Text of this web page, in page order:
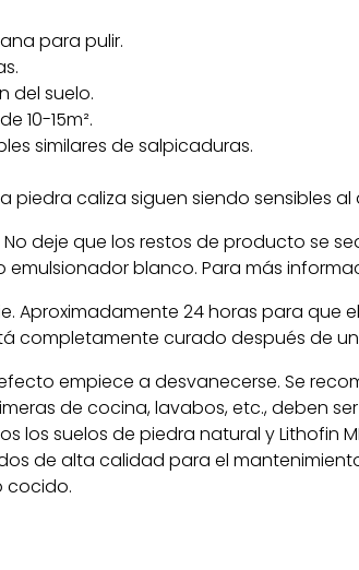
para pulir.
del suelo.
10-15m².
similares de salpicaduras.
piedra caliza siguen siendo sensibles al
deje que los restos de producto se
blanco. Para más
Aproximadamente 24 horas para
completamente curado después de
empiece a desvanecerse. Se
de cocina, lavabos, etc., deben
los suelos de piedra natural y Lithofin
de alta calidad para el
cocido.